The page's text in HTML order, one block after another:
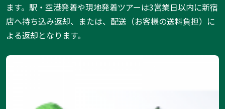
ます。駅・空港発着や現地発着ツアーは3営業日以内に新宿
店へ持ち込み返却、または、配送（お客様の送料負担）に
よる返却となります。